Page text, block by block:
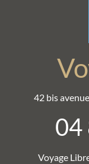
42 bis
04
Voyage